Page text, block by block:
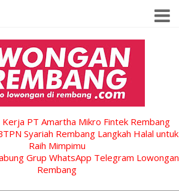
PT Amartha Mikro Fintek Rembang
Syariah Rembang Langkah Halal untuk
Raih Mimpimu
Grup WhatsApp Telegram Lowongan
Rembang